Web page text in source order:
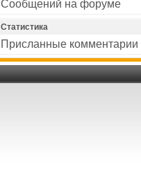
Сообщений на форуме
Статистика
Присланные комментарии